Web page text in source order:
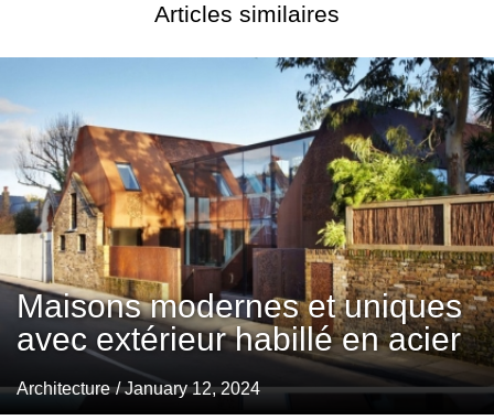
Articles similaires
Maisons modernes et uniques
avec extérieur habillé en acier
Architecture / January 12, 2024